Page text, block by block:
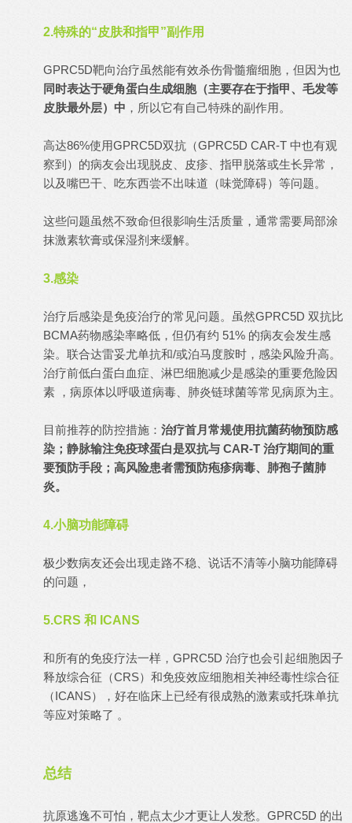
2.特殊的“皮肤和指甲”副作用
GPRC5D靶向治疗虽然能有效杀伤骨髓瘤细胞，但因为也
同时表达于硬角蛋白生成细胞（主要存在于指甲、毛发等
皮肤最外层）中 ，所以它有自己特殊的副作用。
高达86%使用GPRC5D双抗（GPRC5D CAR-T 中也有观
察到）的病友会出现脱皮、皮疹、指甲脱落或生长异常，
以及嘴巴干、吃东西尝不出味道（味觉障碍）等问题。
这些问题虽然不致命但很影响生活质量，通常需要局部涂
抹激素软膏或保湿剂来缓解。
3.感染
治疗后感染是免疫治疗的常见问题。虽然GPRC5D 双抗比
BCMA药物感染率略低，但仍有约 51% 的病友会发生感
染。联合达雷妥尤单抗和/或泊马度胺时，感染风险升高。
治疗前低白蛋白血症、淋巴细胞减少是感染的重要危险因
素 ，病原体以呼吸道病毒、肺炎链球菌等常见病原为主。
目前推荐的防控措施： 治疗首月常规使用抗菌药物预防感
染；静脉输注免疫球蛋白是双抗与 CAR-T 治疗期间的重
要预防手段；高风险患者需预防疱疹病毒、肺孢子菌肺
炎。
4.小脑功能障碍
极少数病友还会出现走路不稳、说话不清等小脑功能障碍
的问题，
5.CRS 和 ICANS
和所有的免疫疗法一样，GPRC5D 治疗也会引起细胞因子
释放综合征（CRS）和免疫效应细胞相关神经毒性综合征
（ICANS），好在临床上已经有很成熟的激素或托珠单抗
等应对策略了 。
总结
抗原逃逸不可怕，靶点太少才更让人发愁。GPRC5D 的出